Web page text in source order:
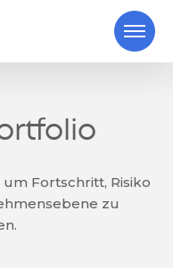
um Fortschritt, Risiko
zu